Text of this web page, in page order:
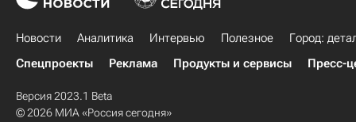
Новости Аналитика Интервью Полезное
Город:
Спецпроекты
Реклама Продукты и сервисы Пресс-
Версия 2023.1 Beta
© 2026 МИА «Россия сегодня»